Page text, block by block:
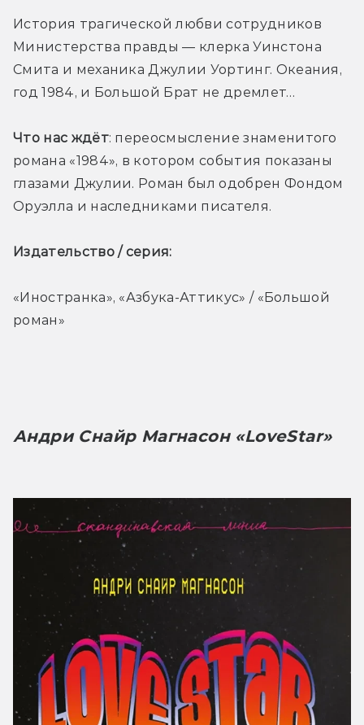
История трагической любви сотрудников
Министерства правды — клерка Уинстона
Смита и механика Джулии Уортинг. Океания,
год 1984, и Большой Брат не дремлет…
Что нас ждёт: переосмысление знаменитого
романа «1984», в котором события показаны
глазами Джулии. Роман был одобрен Фондом
Оруэлла и наследниками писателя.
Издательство / серия:
«Иностранка», «Азбука-Аттикус» / «Большой
роман»
Андри Снайр Магнасон «LoveStar»